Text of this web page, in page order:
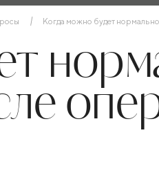
Когда можно будет